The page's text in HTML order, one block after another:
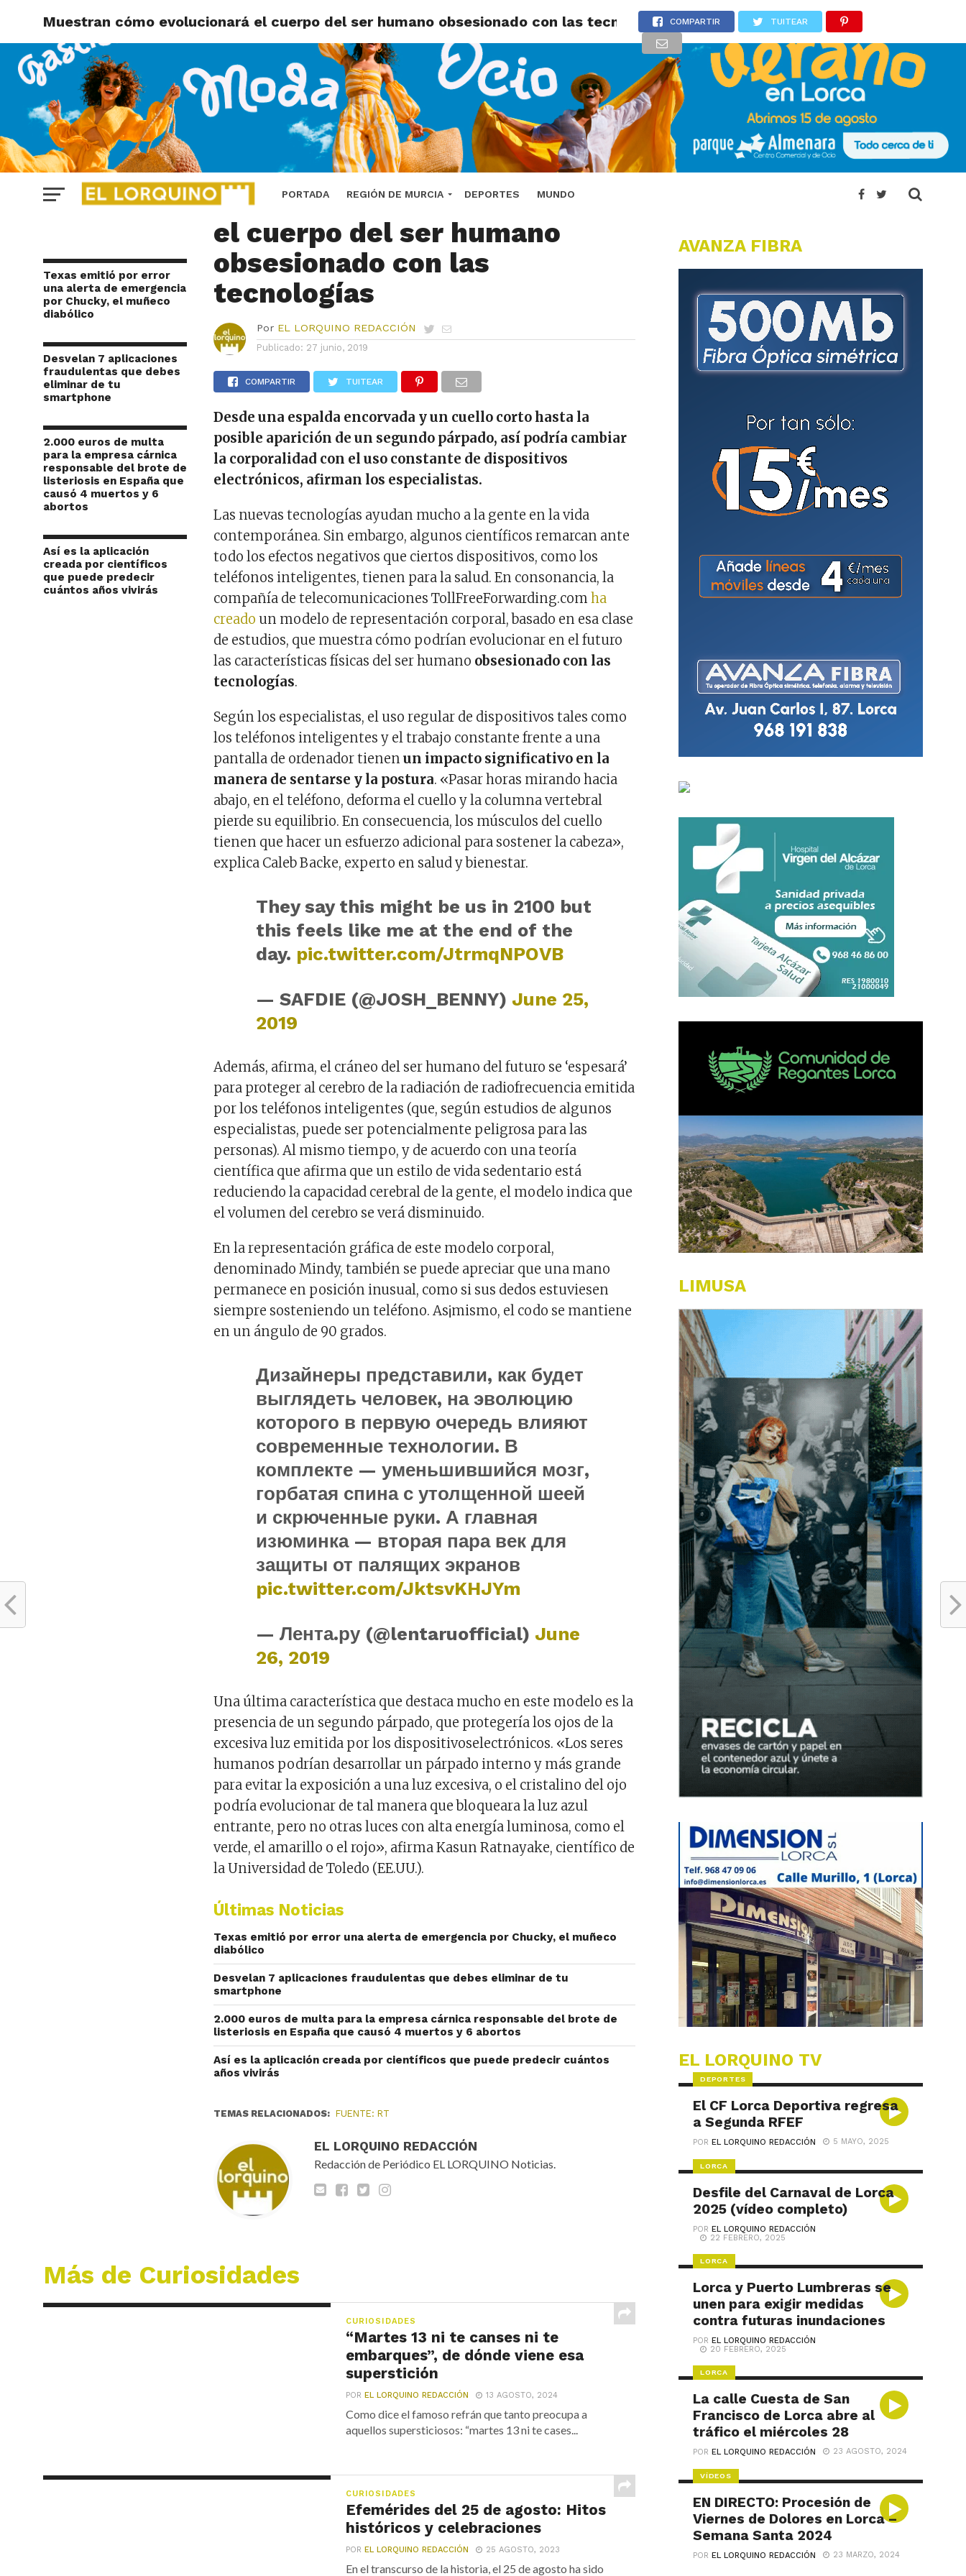
PORTADA REGIÓN DE MURCIA DEPORTES MUNDO
Muestran cómo evolucionará el cuerpo del ser humano obsesionado con las tecnologíasCOMPARTIR TUITEAR
Texas emitió por error
una alerta de emergencia
por Chucky, el muñeco
diabólico
Desvelan 7 aplicaciones
fraudulentas que debes
eliminar de tu
smartphone
2.000 euros de multa
para la empresa cárnica
responsable del brote de
listeriosis en España que
causó 4 muertos y 6
abortos
Así es la aplicación
creada por científicos
que puede predecir
cuántos años vivirás
CURIOSIDADES
Muestran cómo evolucionará
el cuerpo del ser humano
obsesionado con las
tecnologías
Por EL LORQUINO REDACCIÓN
Publicado: 27 junio, 2019
COMPARTIR TUITEAR
Desde una espalda encorvada y un cuello corto hasta la
posible aparición de un segundo párpado, así podría cambiar
la corporalidad con el uso constante de dispositivos
electrónicos, afirman los especialistas.
Las nuevas tecnologías ayudan mucho a la gente en la vida
contemporánea. Sin embargo, algunos científicos remarcan ante
todo los efectos negativos que ciertos dispositivos, como los
teléfonos inteligentes, tienen para la salud. En consonancia, la
compañía de telecomunicaciones TollFreeForwarding.comha
creado un modelo de representación corporal, basado en esa clase
de estudios, que muestra cómo podrían evolucionar en el futuro
las características físicas del ser humano obsesionado con las
tecnologías.
Según los especialistas, el uso regular de dispositivos tales como
los teléfonos inteligentes y el trabajo constante frente a una
pantalla de ordenador tienenun impacto significativo en la
manera de sentarse y la postura. «Pasar horas mirando hacia
abajo, en el teléfono, deforma el cuello y la columna vertebral
pierde su equilibrio. En consecuencia, los músculos del cuello
tienen que hacer un esfuerzo adicional para sostener la cabeza»,
explica Caleb Backe, experto en salud y bienestar.
They say this might be us in 2100 but
this feels like me at the end of the
day. pic.twitter.com/JtrmqNPOVB
— SAFDIE (@JOSH_BENNY) June 25,
2019
Además, afirma, el cráneo del ser humano del futuro se ‘espesará’
para proteger al cerebro de la radiación de radiofrecuencia emitida
por los teléfonos inteligentes (que, según estudios de algunos
especialistas, puede ser potencialmente peligrosa para las
personas). Al mismo tiempo, y de acuerdo con una teoría
científica que afirma que un estilo de vida sedentario está
reduciendo la capacidad cerebral de la gente, el modelo indica que
el volumen del cerebro se verá disminuido.
En la representación gráfica de este modelo corporal,
denominado Mindy, también se puede apreciar que una mano
permanece en posición inusual, como si sus dedos estuviesen
siempre sosteniendo un teléfono. As¡mismo, el codo se mantiene
en un ángulo de 90 grados.
Дизайнеры представили, как будет
выглядеть человек, на эволюцию
которого в первую очередь влияют
современные технологии. В
комплекте — уменьшившийся мозг,
горбатая спина с утолщенной шеей
и скрюченные руки. А главная
изюминка — вторая пара век для
защиты от палящих экранов
pic.twitter.com/JktsvKHJYm
— Лента.ру (@lentaruofficial) June
26, 2019
Una última característica que destaca mucho en este modelo es la
presencia de un segundo párpado, que protegería los ojos de la
excesiva luz emitida por los dispositivoselectrónicos. «Los seres
humanos podrían desarrollar un párpado interno y más grande
para evitar la exposición a una luz excesiva, o el cristalino del ojo
podría evolucionar de tal manera que bloqueara la luz azul
entrante, pero no otras luces con alta energía luminosa, como el
verde, el amarillo o el rojo», afirma Kasun Ratnayake, científico de
la Universidad de Toledo (EE.UU.).
Últimas Noticias
Texas emitió por error una alerta de emergencia por Chucky, el muñeco
diabólico
Desvelan 7 aplicaciones fraudulentas que debes eliminar de tu
smartphone
2.000 euros de multa para la empresa cárnica responsable del brote de
listeriosis en España que causó 4 muertos y 6 abortos
Así es la aplicación creada por científicos que puede predecir cuántos
años vivirás
TEMAS RELACIONADOS: FUENTE: RT
EL LORQUINO REDACCIÓN
Redacción de Periódico EL LORQUINO Noticias.
Más de Curiosidades
CURIOSIDADES
“Martes 13 ni te canses ni te
embarques”, de dónde viene esa
superstición
POREL LORQUINO REDACCIÓN 13 AGOSTO, 2024
Como dice el famoso refrán que tanto preocupa a
aquellos supersticiosos: “martes 13 ni te cases...
CURIOSIDADES
Efemérides del 25 de agosto: Hitos
históricos y celebraciones
POREL LORQUINO REDACCIÓN 25 AGOSTO, 2023
En el transcurso de la historia, el 25 de agosto ha sido
AVANZA FIBRA
LIMUSA
EL LORQUINO TV
DEPORTES
El CF Lorca Deportiva regresa
a Segunda RFEF
POR EL LORQUINO REDACCIÓN 5 MAYO, 2025
LORCA
Desfile del Carnaval de Lorca
2025 (vídeo completo)
POR EL LORQUINO REDACCIÓN
22 FEBRERO, 2025
LORCA
Lorca y Puerto Lumbreras se
unen para exigir medidas
contra futuras inundaciones
POR EL LORQUINO REDACCIÓN
20 FEBRERO, 2025
LORCA
La calle Cuesta de San
Francisco de Lorca abre al
tráfico el miércoles 28
POR EL LORQUINO REDACCIÓN 23 AGOSTO, 2024
VÍDEOS
EN DIRECTO: Procesión de
Viernes de Dolores en Lorca –
Semana Santa 2024
POR EL LORQUINO REDACCIÓN 23 MARZO, 2024